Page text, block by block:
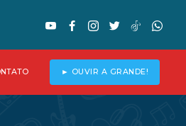
► OUVIR A GRANDE!